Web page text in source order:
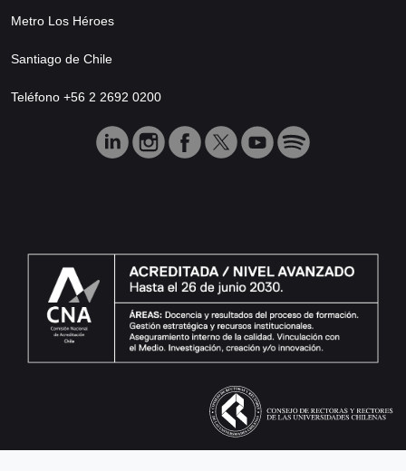
Metro Los Héroes
Santiago de Chile
Teléfono +56 2 2692 0200